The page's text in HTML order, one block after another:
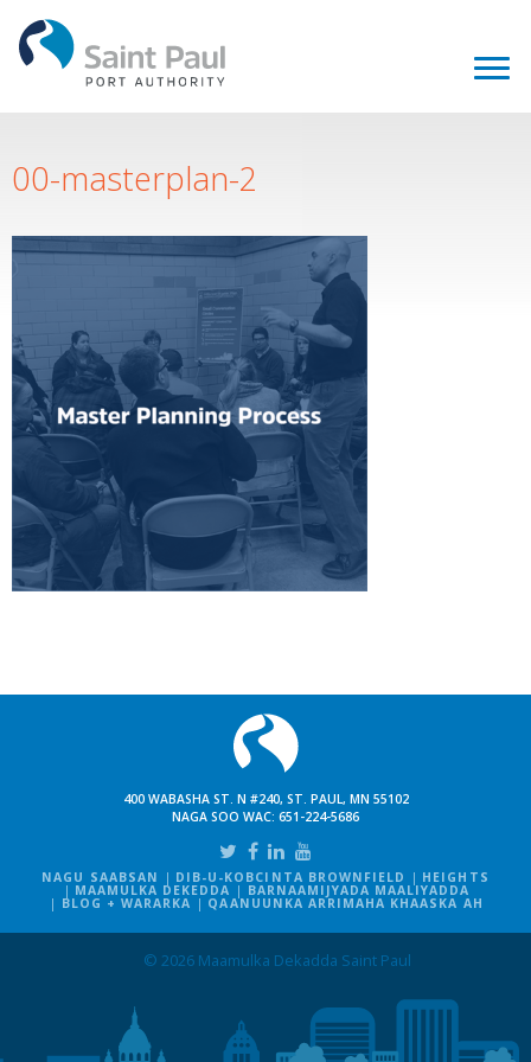
00-masterplan-2
400 WABASHA ST. N #240, ST. PAUL, MN 55102
NAGA SOO WAC: 651-224-5686
NAGU SAABSAN DIB-U-KOBCINTA BROWNFIELD HEIGHTS
MAAMULKA DEKEDDA BARNAAMIJYADA MAALIYADDA
BLOG + WARARKA QAANUUNKA ARRIMAHA KHAASKA AH
© 2026 Maamulka Dekadda Saint Paul